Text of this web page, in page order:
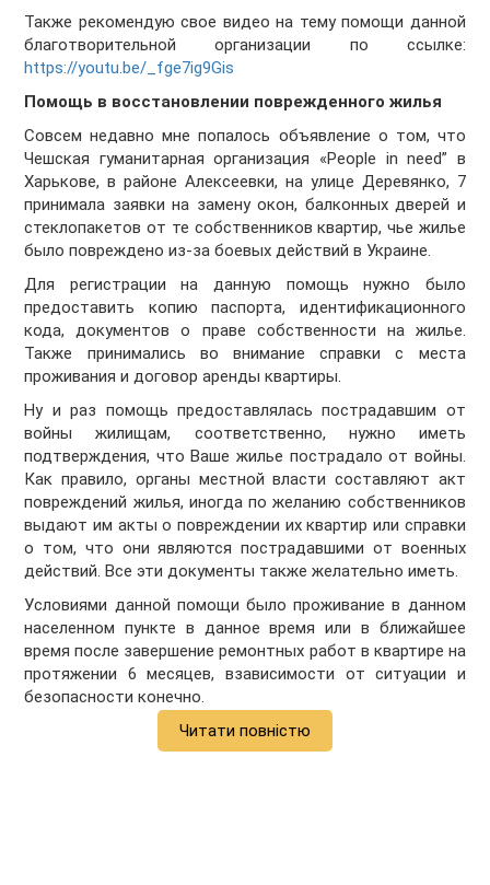
Также рекомендую свое видео на тему помощи данной
благотворительной организации по ссылке:
https://youtu.be/_fge7ig9Gis
Помощь в восстановлении поврежденного жилья
Совсем недавно мне попалось объявление о том, что
Чешская гуманитарная организация «People in need” в
Харькове, в районе Алексеевки, на улице Деревянко, 7
принимала заявки на замену окон, балконных дверей и
стеклопакетов от те собственников квартир, чье жилье
было повреждено из-за боевых действий в Украине.
Для регистрации на данную помощь нужно было
предоставить копию паспорта, идентификационного
кода, документов о праве собственности на жилье.
Также принимались во внимание справки с места
проживания и договор аренды квартиры.
Ну и раз помощь предоставлялась пострадавшим от
войны жилищам, соответственно, нужно иметь
подтверждения, что Ваше жилье пострадало от войны.
Как правило, органы местной власти составляют акт
повреждений жилья, иногда по желанию собственников
выдают им акты о повреждении их квартир или справки
о том, что они являются пострадавшими от военных
действий. Все эти документы также желательно иметь.
Условиями данной помощи было проживание в данном
населенном пункте в данное время или в ближайшее
время после завершение ремонтных работ в квартире на
протяжении 6 месяцев, взависимости от ситуации и
безопасности конечно.
Читати повністю